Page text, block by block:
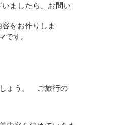
ましたら、 お問い
をお作りしま
です。
ょう。 ご旅行の